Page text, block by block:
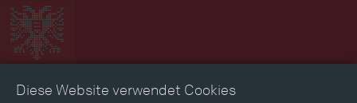
Diese Website verwendet Cookies